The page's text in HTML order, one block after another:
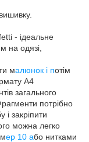
- ідеальне
на одязі,
малюнок і потім
А4
загального
потрібно
і закріпити
можна легко
ер 10 або нитками